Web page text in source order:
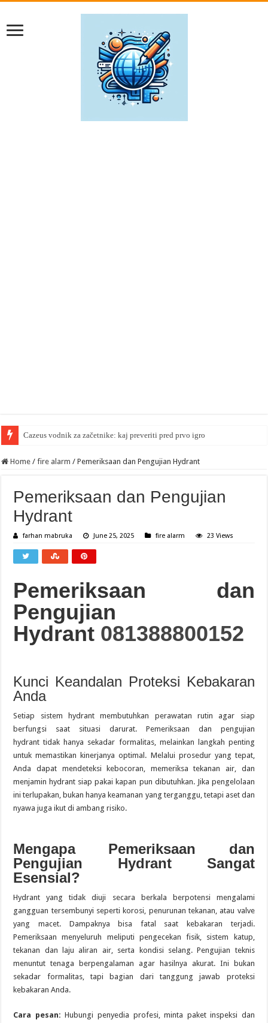
Cazeus vodnik za začetnike: kaj preveriti pred prvo igro
Home / fire alarm / Pemeriksaan dan Pengujian Hydrant
Pemeriksaan dan Pengujian
Hydrant
farhan mabruka June 25, 2025 fire alarm 23 Views
Pemeriksaan dan
Pengujian
Hydrant 081388800152
Kunci Keandalan Proteksi Kebakaran
Anda
Setiap sistem hydrant membutuhkan perawatan rutin agar siap
berfungsi saat situasi darurat. Pemeriksaan dan pengujian
hydrant tidak hanya sekadar formalitas, melainkan langkah penting
untuk memastikan kinerjanya optimal. Melalui prosedur yang tepat,
Anda dapat mendeteksi kebocoran, memeriksa tekanan air, dan
menjamin hydrant siap pakai kapan pun dibutuhkan. Jika pengelolaan
ini terlupakan, bukan hanya keamanan yang terganggu, tetapi aset dan
nyawa juga ikut di ambang risiko.
Mengapa Pemeriksaan dan
Pengujian Hydrant Sangat
Esensial?
Hydrant yang tidak diuji secara berkala berpotensi mengalami
gangguan tersembunyi seperti korosi, penurunan tekanan, atau valve
yang macet. Dampaknya bisa fatal saat kebakaran terjadi.
Pemeriksaan menyeluruh meliputi pengecekan fisik, sistem katup,
tekanan dan laju aliran air, serta kondisi selang. Pengujian teknis
menuntut tenaga berpengalaman agar hasilnya akurat. Ini bukan
sekadar formalitas, tapi bagian dari tanggung jawab proteksi
kebakaran Anda.
Cara pesan: Hubungi penyedia profesi, minta paket inspeksi dan